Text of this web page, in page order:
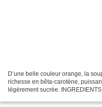
D’une belle couleur orange, la
richesse en bêta-carotène,
légèrement sucrée.